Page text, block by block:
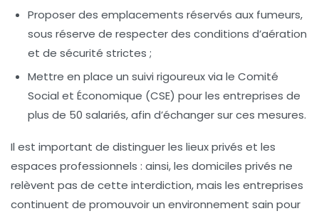
Proposer des emplacements réservés aux fumeurs,
sous réserve de respecter des conditions d’aération
et de sécurité strictes ;
Mettre en place un suivi rigoureux via le Comité
Social et Économique (CSE) pour les entreprises de
plus de 50 salariés, afin d’échanger sur ces mesures.
Il est important de distinguer les lieux privés et les
espaces professionnels : ainsi, les domiciles privés ne
relèvent pas de cette interdiction, mais les entreprises
continuent de promouvoir un environnement sain pour